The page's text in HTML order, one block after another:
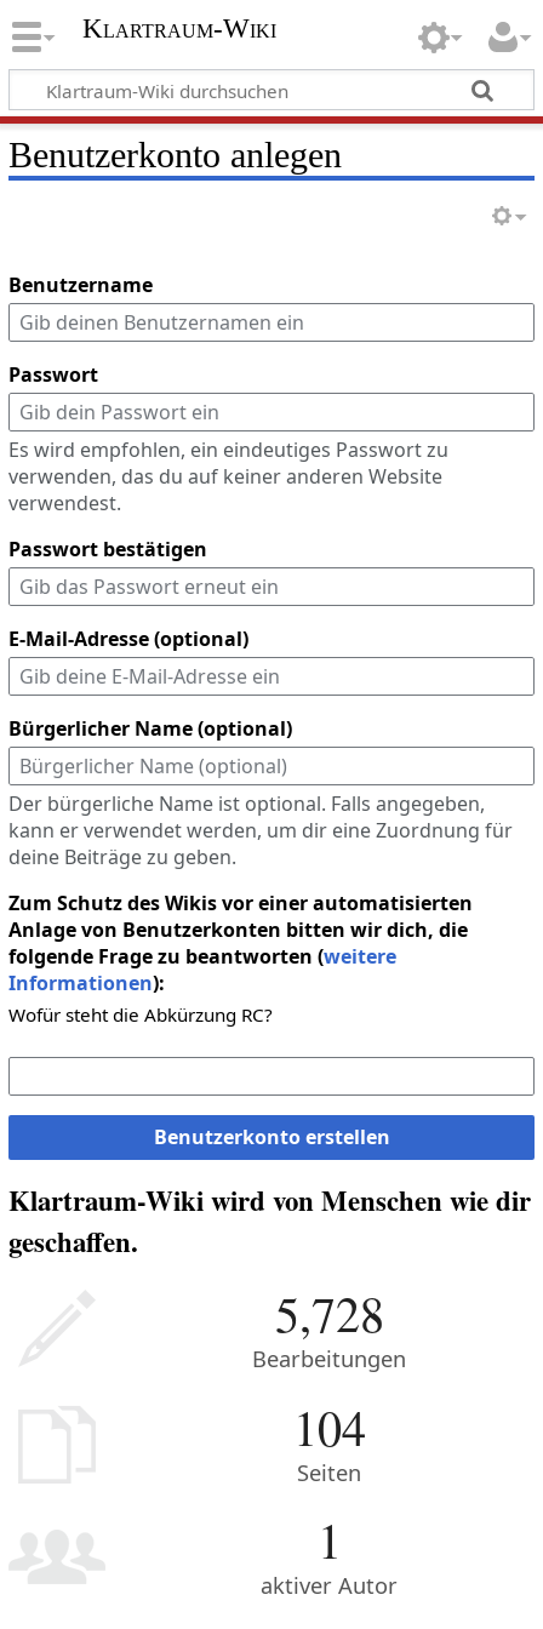
Klartraum-Wiki
Benutzerkonto anlegen
Benutzername
Passwort
Es wird empfohlen, ein eindeutiges Passwort zu
verwenden, das du auf keiner anderen Website
verwendest.
Passwort bestätigen
E-Mail-Adresse (optional)
Bürgerlicher Name (optional)
Der bürgerliche Name ist optional. Falls angegeben,
kann er verwendet werden, um dir eine Zuordnung für
deine Beiträge zu geben.
Zum Schutz des Wikis vor einer automatisierten
Anlage von Benutzerkonten bitten wir dich, die
folgende Frage zu beantworten (weitere
Informationen):
Wofür steht die Abkürzung RC?
Benutzerkonto erstellen
Klartraum-Wiki wird von Menschen wie dir
geschaffen.
5,728
Bearbeitungen
104
Seiten
1
aktiver Autor